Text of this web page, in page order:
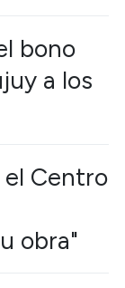
bono
a los
el Centro
obra"